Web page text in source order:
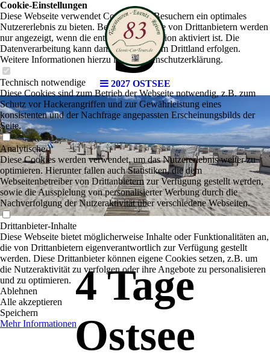
2027 OSTSEE
s
4 Tage
Ostsee
Cookie-Einstellungen
Diese Webseite verwendet Cookies, um Besuchern ein optimales
Nutzererlebnis zu bieten. Bestimmte Inhalte von Drittanbietern werden
nur angezeigt, wenn die entsprechende Option aktiviert ist. Die
Datenverarbeitung kann dann auch in einem Drittland erfolgen.
Weitere Informationen hierzu in der Datenschutzerklärung.
Technisch notwendige
Diese Cookies sind zum Betrieb der Webseite notwendig, z.B. zum
Schutz vor Hackerangriffen und zur Gewährleistung eines
konsistenten und der Nachfrage angepassten Erscheinungsbilds der
Seite.
Analytische
Diese Cookies werden verwendet, um das Nutzererlebnis weiter zu
optimieren. Hierunter fallen auch Statistiken, die dem
Webseitenbetreiber von Drittanbietern zur Verfügung gestellt werden,
sowie die Ausspielung von personalisierter Werbung durch die
Nachverfolgung der Nutzeraktivität über verschiedene Webseiten.
Drittanbieter-Inhalte
Diese Webseite bietet möglicherweise Inhalte oder Funktionalitäten an,
die von Drittanbietern eigenverantwortlich zur Verfügung gestellt
werden. Diese Drittanbieter können eigene Cookies setzen, z.B. um
die Nutzeraktivität zu verfolgen oder ihre Angebote zu personalisieren
und zu optimieren.
Ablehnen
Alle akzeptieren
Speichern
Mehr Informationen